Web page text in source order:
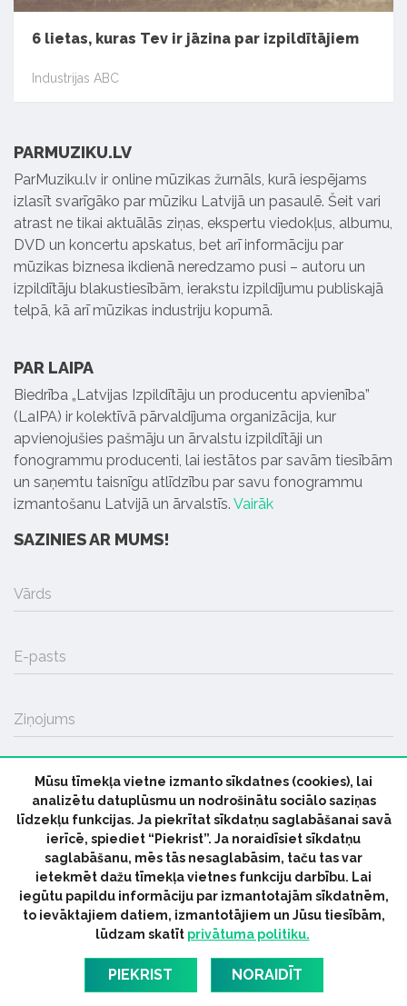
6 lietas, kuras Tev ir jāzina par izpildītājiem
Industrijas ABC
PARMUZIKU.LV
ParMuziku.lv ir online mūzikas žurnāls, kurā iespējams
izlasīt svarīgāko par mūziku Latvijā un pasaulē. Šeit vari
atrast ne tikai aktuālās ziņas, ekspertu viedokļus, albumu,
DVD un koncertu apskatus, bet arī informāciju par
mūzikas biznesa ikdienā neredzamo pusi – autoru un
izpildītāju blakustiesībām, ierakstu izpildījumu publiskajā
telpā, kā arī mūzikas industriju kopumā.
PAR LAIPA
Biedrība „Latvijas Izpildītāju un producentu apvienība”
(LaIPA) ir kolektīvā pārvaldījuma organizācija, kur
apvienojušies pašmāju un ārvalstu izpildītāji un
fonogrammu producenti, lai iestātos par savām tiesībām
un saņemtu taisnīgu atlīdzību par savu fonogrammu
izmantošanu Latvijā un ārvalstīs. Vairāk
SAZINIES AR MUMS!
Vārds
E-pasts
Ziņojums
SŪTĪT
© 2026 parmuziku.lv, visas tiesības paturētas
ParMuziku.lv Mūzikas Ziņas
Industrijas Ziņas
Industrijas ABC
Mūzika Biznesam
Latvijas oficiālais
dziesmu TOPS
RIGaLIVE
Mūsu tīmekļa vietne izmanto sīkdatnes (cookies), lai
analizētu datuplūsmu un nodrošinātu sociālo saziņas
līdzekļu funkcijas. Ja piekrītat sīkdatņu saglabāšanai savā
ierīcē, spiediet “Piekrist”. Ja noraidīsiet sīkdatņu
saglabāšanu, mēs tās nesaglabāsim, taču tas var
ietekmēt dažu tīmekļa vietnes funkciju darbību. Lai
iegūtu papildu informāciju par izmantotajām sīkdatnēm,
to ievāktajiem datiem, izmantotājiem un Jūsu tiesībām,
lūdzam skatīt privātuma politiku.
PIEKRIST NORAIDĪT